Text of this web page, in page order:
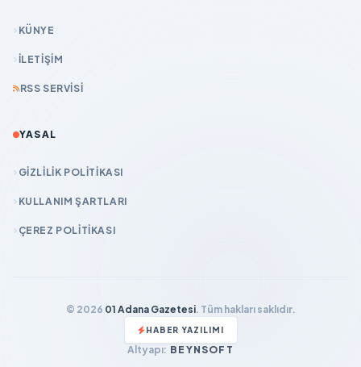
KÜNYE
İLETIŞIM
RSS SERVISI
YASAL
GIZLILIK POLITIKASI
KULLANIM ŞARTLARI
ÇEREZ POLITIKASI
© 2026 01 Adana Gazetesi. Tüm hakları saklıdır.
HABER YAZILIMI
Altyapı: BEYNSOFT